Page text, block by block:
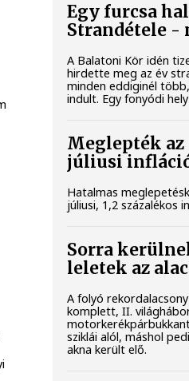
Egy furcsa
Strandétele -
A Balatoni Kör idén
hirdette meg az év
minden eddiginél
indult. Egy fonyódi
Meglepték az
júliusi
Hatalmas
júliusi, 1,2 százalékos
Sorra
leletek az
A folyó
komplett, II.
sziklái alól, máshol
akna került elő.